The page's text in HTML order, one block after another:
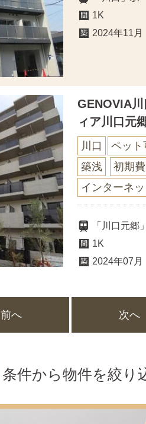
1K
2024年11月
GENOVIA
ィア川口元
川口
ペット
築浅
初期
インターネ
「川口元
1K
2024年07月
前へ 次へ
条件から物件を絞り